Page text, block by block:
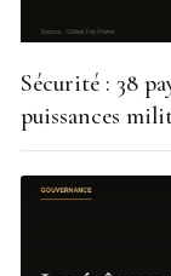
Sécurité : 38
puissances